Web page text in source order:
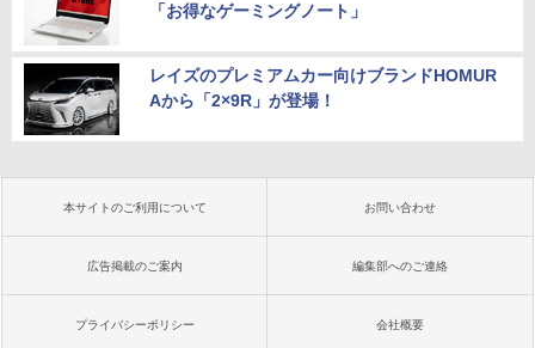
「お得なゲーミングノート」
レイズのプレミアムカー向けブランドHOMUR
Aから「2×9R」が登場！
本サイトのご利用について お問い合わせ
広告掲載のご案内 編集部へのご連絡
プライバシーポリシー 会社概要